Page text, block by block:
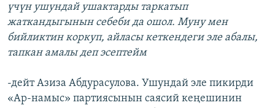
үчүн ушундай ушактарды таркатып
жаткандыгынын себеби да ошол. Муну мен
бийликтин коркуп, айласы кеткендеги эле абалы,
тапкан амалы деп эсептейм
-дейт Азиза Абдурасулова. Ушундай эле пикирди
«Ар-намыс» партиясынын саясий кеңешинин